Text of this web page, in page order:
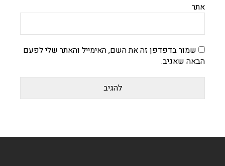
אתר
שמור בדפדפן זה את השם, האימייל והאתר שלי לפעם
הבאה שאגיב.